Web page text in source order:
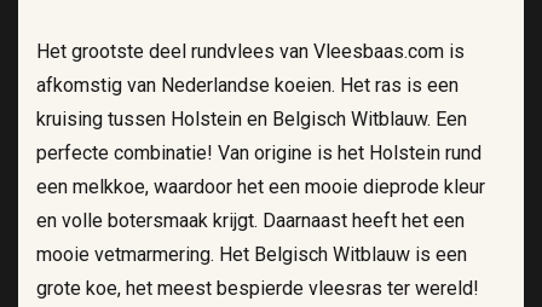
Het grootste deel rundvlees van Vleesbaas.com is
afkomstig van Nederlandse koeien. Het ras is een
kruising tussen Holstein en Belgisch Witblauw. Een
perfecte combinatie! Van origine is het Holstein rund
een melkkoe, waardoor het een mooie dieprode kleur
en volle botersmaak krijgt. Daarnaast heeft het een
mooie vetmarmering. Het Belgisch Witblauw is een
grote koe, het meest bespierde vleesras ter wereld!